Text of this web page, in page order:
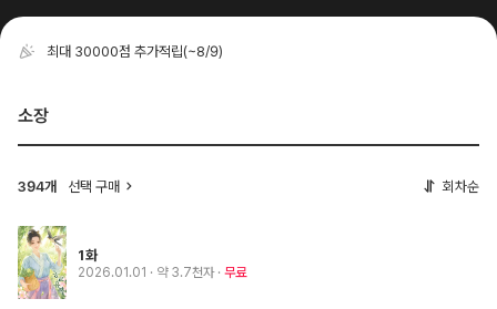
최대 30000점 추가적립(~8/9)
소장
394개 선택 구매 회차순
1화
2026.01.01 · 약 3.7천자 무료